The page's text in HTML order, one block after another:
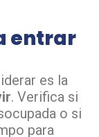
entrar
es la
. Verifica si
o si
para